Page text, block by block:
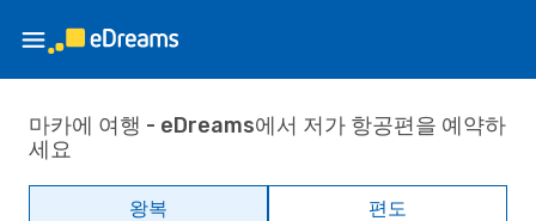
마카에 여행 - eDreams에서 저가 항공편을 예약하
세요
왕복 편도